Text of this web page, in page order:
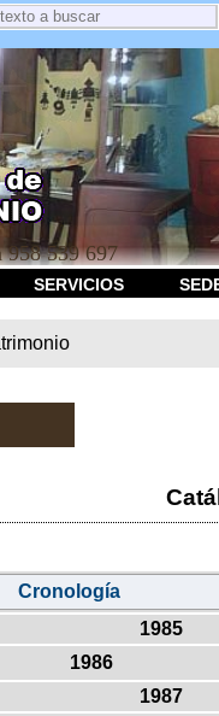
539 697
SERVICIOS
Cronología
1985
1986
1987